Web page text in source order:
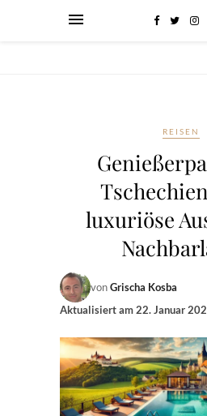
REISEN
luxuriöse
vonGrischa Kosba
Aktualisiert am22. Januar